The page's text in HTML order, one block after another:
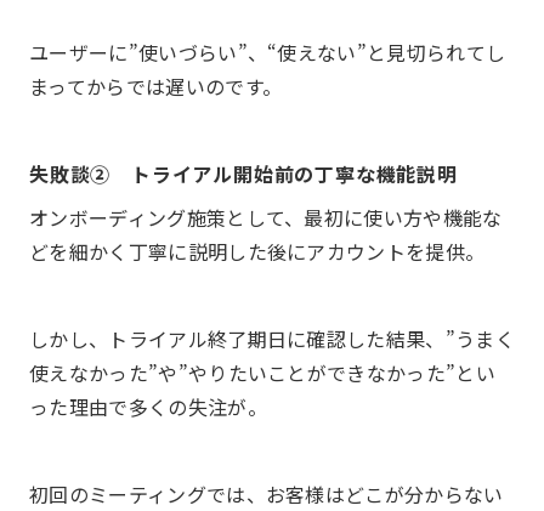
ユーザーに”使いづらい”、“使えない”と見切られてし
まってからでは遅いのです。
失敗談② トライアル開始前の丁寧な機能説明
オンボーディング施策として、最初に使い方や機能な
どを細かく丁寧に説明した後にアカウントを提供。
しかし、トライアル終了期日に確認した結果、”うまく
使えなかった”や”やりたいことができなかった”とい
った理由で多くの失注が。
初回のミーティングでは、お客様はどこが分からない